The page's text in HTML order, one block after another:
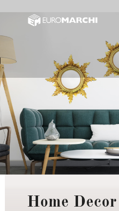
Home Decor